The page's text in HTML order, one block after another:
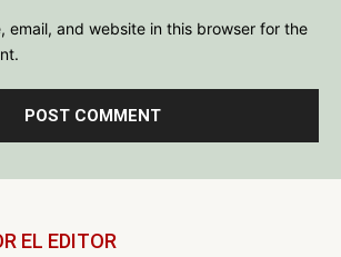
email, and website in this browser for the
EL EDITOR